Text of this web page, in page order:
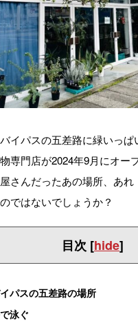
イパスの五差路に緑いっぱ
専門店が2024年9月にオー
さんだったあの場所、あ
ではないでしょうか？
目次 [hide]
パスの五差路の場所
泳ぐ